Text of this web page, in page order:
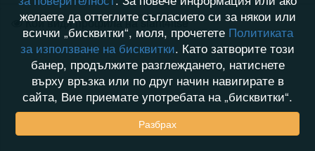
Кой видя профила на slant4itse
желаете да оттеглите съгласието си за някои или
всички „бисквитки“, моля, прочетете Политиката
за използване на бисквитки. Като затворите този
банер, продължите разглеждането, натиснете
върху връзка или по друг начин навигирате в
сайта, Вие приемате употребата на „бисквитки“.
Разбрах